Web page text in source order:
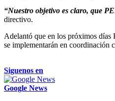
“Nuestro objetivo es claro, que
directivo.
Adelantó que en los próximos días
se implementarán en coordinación
Siguenos en
Google News